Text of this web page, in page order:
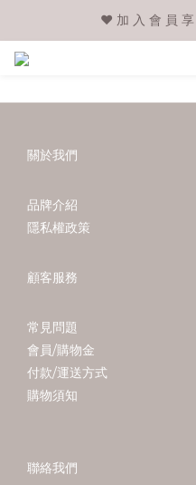
❤️ 加 入 會 員
關於我們
品牌介紹
隱私權政策
顧客服務
常見問題
會員/購物金
付款/運送方式
購物須知
聯絡我們